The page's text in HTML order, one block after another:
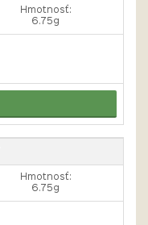
Hmotnosť:
6.75g
Hmotnosť:
6.75g